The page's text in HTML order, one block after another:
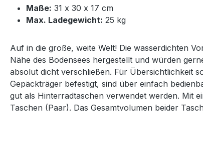
Maße: 31 x 30 x 17 cm
Max. Ladegewicht: 25 kg
Auf in die große, weite Welt! Die wasserdichten
Nähe des Bodensees hergestellt und würden
absolut dicht verschließen. Für Übersichtlichkeit
Gepäckträger befestigt, sind über einfach
gut als Hinterradtaschen verwendet werden. Mit
Taschen (Paar). Das Gesamtvolumen beider